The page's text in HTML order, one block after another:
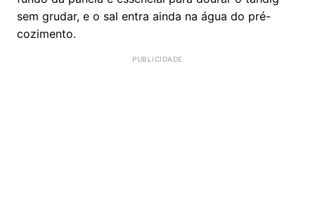
sem grudar, e o sal entra ainda na água do pré-
cozimento.